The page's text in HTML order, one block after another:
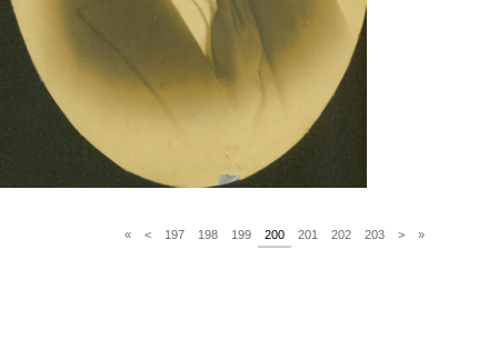
« < 197 198 199 200 201 202 203 > »